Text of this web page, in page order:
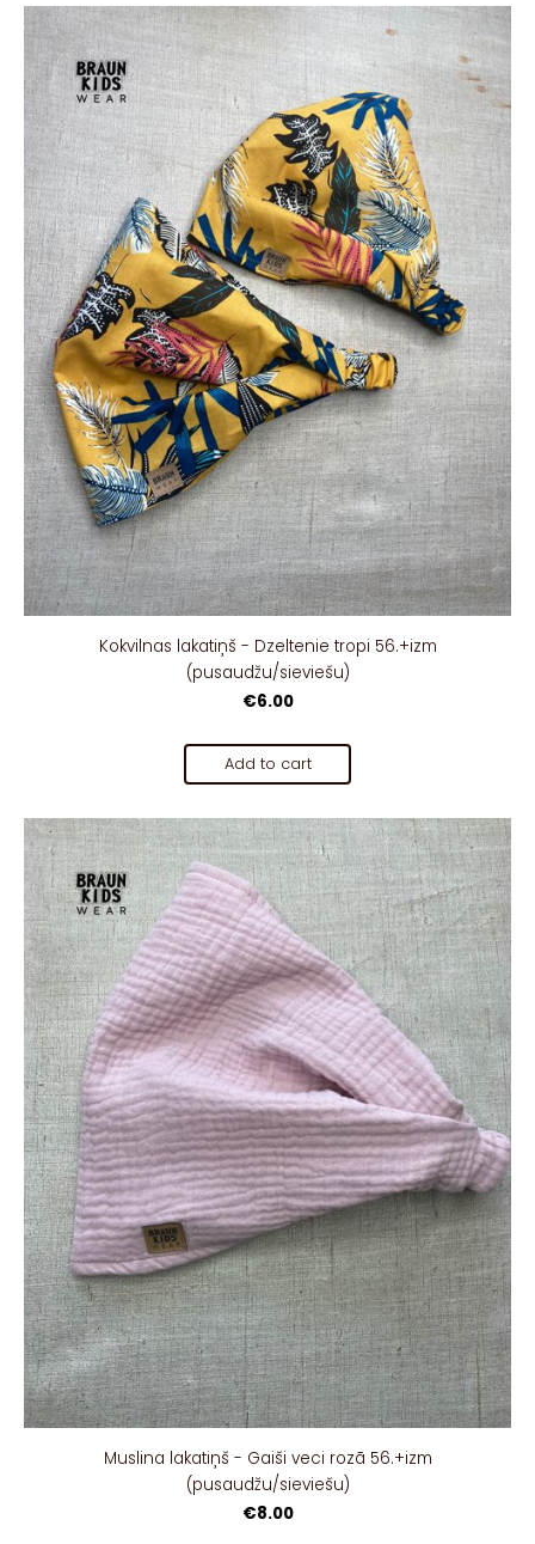
Kokvilnas lakatiņš - Dzeltenie tropi 56.+izm
(pusaudžu/sieviešu)
€6.00
Add to cart
Muslina lakatiņš - Gaiši veci rozā 56.+izm
(pusaudžu/sieviešu)
€8.00